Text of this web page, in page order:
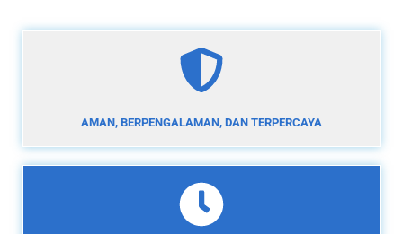
AMAN, BERPENGALAMAN, DAN TERPERCAYA